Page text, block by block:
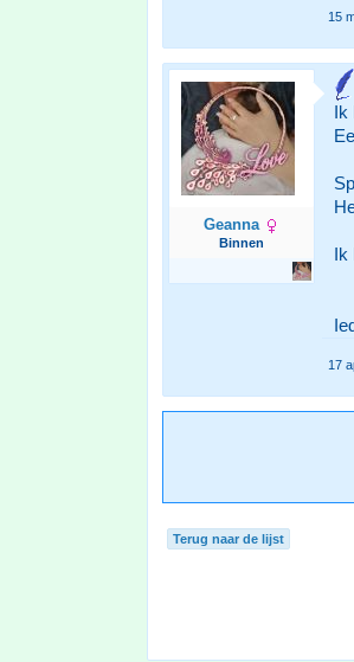
15
Geanna
Binnen
17
Terug naar de lijst